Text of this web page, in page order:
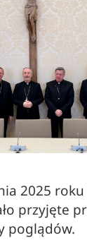
2025
przyjęte
poglądów.